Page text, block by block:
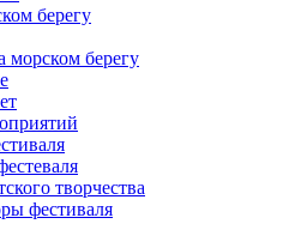
берегу
морском берегу
творчества
фестиваля